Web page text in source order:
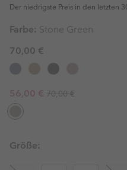
Der niedrigste Preis in den letzten
Farbe: Stone Green
70,00 €
Sale price:
56,00 € Regular price:
70,00 €
Größe: